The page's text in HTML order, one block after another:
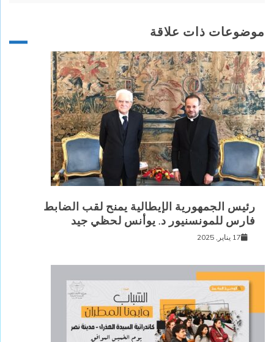
موضوعات ذات علاقة
رئيس الجمهورية الإيطالية يمنح لقب الضابط
فارس للمونسنيور د. يوأنس لحظي جيد
17 يناير, 2025